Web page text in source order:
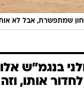
שמתפשרת, אבל לא
בנגמ"ש
אותו,